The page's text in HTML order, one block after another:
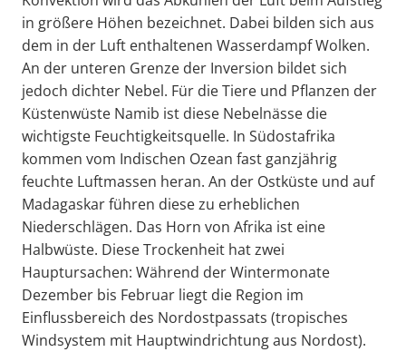
in größere Höhen bezeichnet. Dabei bilden sich aus
dem in der Luft enthaltenen Wasserdampf Wolken.
An der unteren Grenze der Inversion bildet sich
jedoch dichter Nebel. Für die Tiere und Pflanzen der
Küstenwüste Namib ist diese Nebelnässe die
wichtigste Feuchtigkeitsquelle. In Südostafrika
kommen vom Indischen Ozean fast ganzjährig
feuchte Luftmassen heran. An der Ostküste und auf
Madagaskar führen diese zu erheblichen
Niederschlägen. Das Horn von Afrika ist eine
Halbwüste. Diese Trockenheit hat zwei
Hauptursachen: Während der Wintermonate
Dezember bis Februar liegt die Region im
Einflussbereich des Nordostpassats (tropisches
Windsystem mit Hauptwindrichtung aus Nordost).